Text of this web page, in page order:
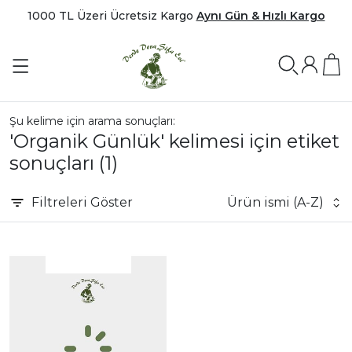
1000 TL Üzeri Ücretsiz Kargo Aynı Gün & Hızlı Kargo
Şu kelime için arama sonuçları:
'Organik Günlük' kelimesi için etiket
sonuçları (1)
Filtreleri Göster Ürün ismi (A-Z)